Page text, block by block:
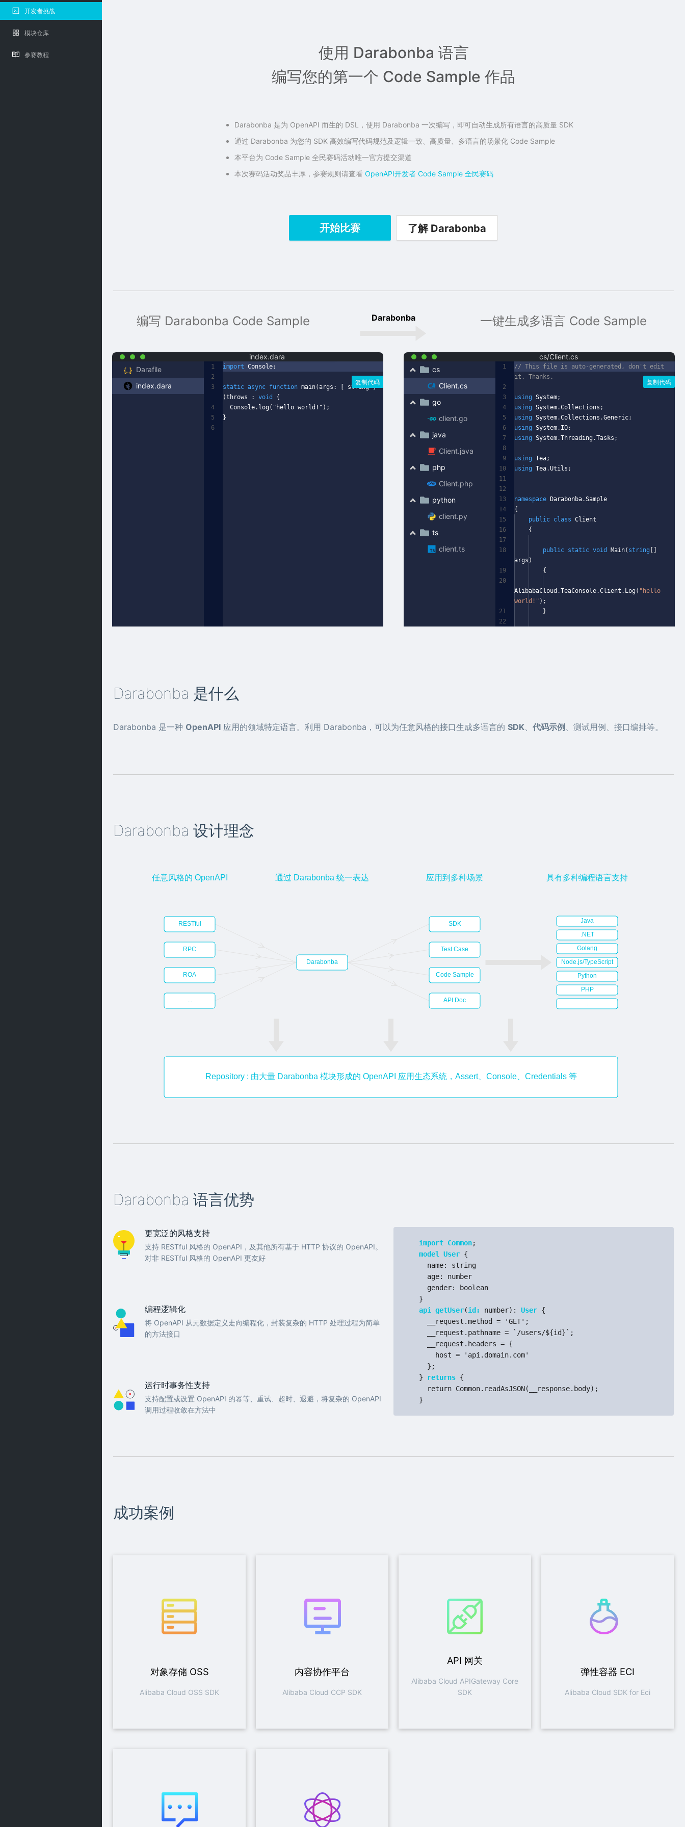
开发者挑战
模块仓库
参赛教程
使用 Darabonba 语言
编写您的第一个 Code Sample 作品
Darabonba 是为 OpenAPI 而生的 DSL，使用 Darabonba 一次编写，即可自动生成所有语言的高质量 SDK
通过 Darabonba 为您的 SDK 高效编写代码规范及逻辑一致、高质量、多语言的场景化 Code Sample
本平台为 Code Sample 全民赛码活动唯一官方提交渠道
本次赛码活动奖品丰厚，参赛规则请查看 OpenAPI开发者 Code Sample 全民赛码
开始比赛 了解 Darabonba
编写 Darabonba Code Sample Darabonba 一键生成多语言 Code Sample
index.dara
Darafile
index.dara
复制代码
1
2
3
4
5
6
import Console;
static async function main(args: [ string ]
)throws : void
{
Console. log( "hello world!" );
}
cs/Client.cs
cs
Client.cs
go
client.go
java
Client.java
php
Client.php
python
client.py
ts
client.ts
复制代码
1
2
3
4
5
6
7
8
9
10
11
12
13
14
15
16
17
18
19
20
21
22
// This file is auto-generated, don't edit
it. Thanks.
using System;
using System.Collections ;
using System.Collections .Generic;
using System. IO;
using System.Threading.Tasks ;
using Tea;
using Tea.Utils ;
namespace Darabonba.Sample
{
public class Client
{
public static void Main( string
args )
{
AlibabaCloud .TeaConsole.Client . Log( "hello
world!" );
}
Darabonba 是什么
Darabonba 是一种 OpenAPI 应用的领域特定语言。利用 Darabonba，可以为任意风格的接口生成多语言的 SDK、 代码示例 、测试用例、接口编排等。
Darabonba 设计理念
Darabonba 语言优势
更宽泛的风格支持
支持 RESTful 风格的 OpenAPI，及其他所有基于 HTTP 协议的 OpenAPI。
对非 RESTful 风格的 OpenAPI 更友好
编程逻辑化
将 OpenAPI 从元数据定义走向编程化，封装复杂的 HTTP 处理过程为简单
的方法接口
运行时事务性支持
支持配置或设置 OpenAPI 的幂等、重试、超时、退避，将复杂的 OpenAPI
调用过程收敛在方法中
import Common;
model User {
name: string
age: number
gender: boolean
}
api getUser(id: number): User {
__request.method = 'GET';
__request.pathname = `/users/${id} `;
__request.headers = {
host = 'api.domain.com'
};
}
returns {
return Common.readAsJSON(__response.body);
}
成功案例
对象存储 OSS
Alibaba Cloud OSS SDK
内容协作平台
Alibaba Cloud CCP SDK
API 网关
Alibaba Cloud APIGateway Core
SDK
弹性容器 ECI
Alibaba Cloud SDK for Eci